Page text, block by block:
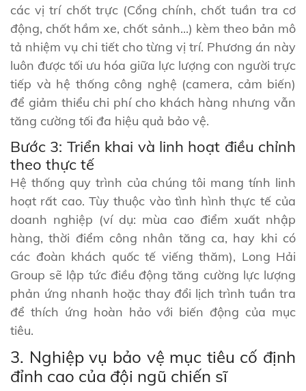
các vị trí chốt trực (Cổng chính, chốt tuần tra cơ
động, chốt hầm xe, chốt sảnh...) kèm theo bản mô
tả nhiệm vụ chi tiết cho từng vị trí. Phương án này
luôn được tối ưu hóa giữa lực lượng con người trực
tiếp và hệ thống công nghệ (camera, cảm biến)
để giảm thiểu chi phí cho khách hàng nhưng vẫn
tăng cường tối đa hiệu quả bảo vệ.
Bước 3: Triển khai và linh hoạt điều chỉnh
theo thực tế
Hệ thống quy trình của chúng tôi mang tính linh
hoạt rất cao. Tùy thuộc vào tình hình thực tế của
doanh nghiệp (ví dụ: mùa cao điểm xuất nhập
hàng, thời điểm công nhân tăng ca, hay khi có
các đoàn khách quốc tế viếng thăm), Long Hải
Group sẽ lập tức điều động tăng cường lực lượng
phản ứng nhanh hoặc thay đổi lịch trình tuần tra
để thích ứng hoàn hảo với biến động của mục
tiêu.
3. Nghiệp vụ bảo vệ mục tiêu cố định
đỉnh cao của đội ngũ chiến sĩ